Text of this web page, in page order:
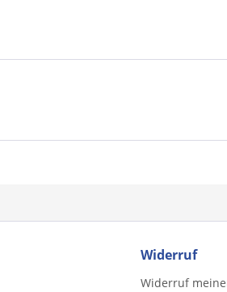
Widerruf
Widerruf